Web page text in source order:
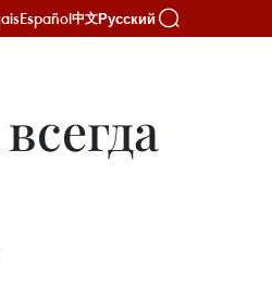
Español中文Русский